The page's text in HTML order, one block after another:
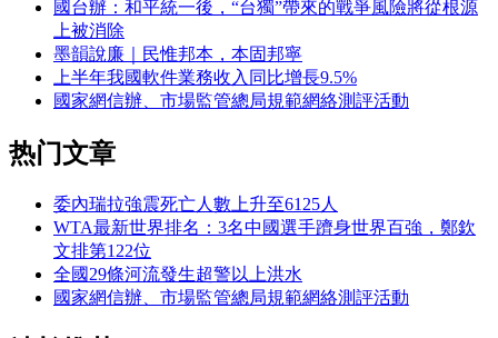
國台辦：和平統一後，“台獨”帶來的戰爭風險將從根源
上被消除
墨韻說廉｜民惟邦本，本固邦寧
上半年我國軟件業務收入同比增長9.5%
國家網信辦、市場監管總局規範網絡測評活動
热门文章
委內瑞拉強震死亡人數上升至6125人
WTA最新世界排名：3名中國選手躋身世界百強，鄭欽
文排第122位
全國29條河流發生超警以上洪水
國家網信辦、市場監管總局規範網絡測評活動